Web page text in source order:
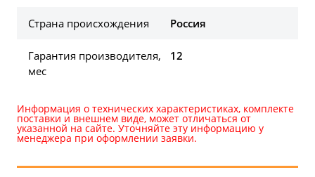
Страна происхождения Россия
Гарантия производителя,
мес
12
Информация о технических характеристиках, комплекте
поставки и внешнем виде, может отличаться от
указанной на сайте. Уточняйте эту информацию у
менеджера при оформлении заявки.